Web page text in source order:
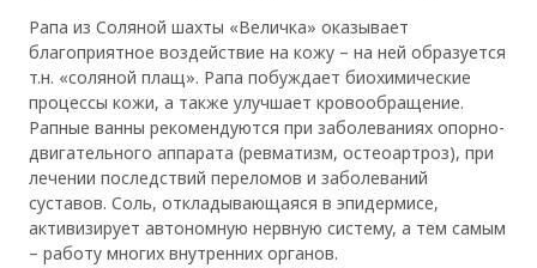
Рапа из Соляной шахты «Величка» оказывает
благоприятное воздействие на кожу – на ней образуется
т.н. «соляной плащ». Рапа побуждает биохимические
процессы кожи, а также улучшает кровообращение.
Рапные ванны рекомендуются при заболеваниях опорно-
двигательного аппарата (ревматизм, остеоартроз), при
лечении последствий переломов и заболеваний
суставов. Соль, откладывающаяся в эпидермисе,
активизирует автономную нервную систему, а тем самым
– работу многих внутренних органов.